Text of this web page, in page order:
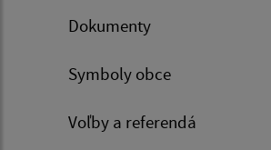
Dokumenty
Symboly obce
Voľby a referendá